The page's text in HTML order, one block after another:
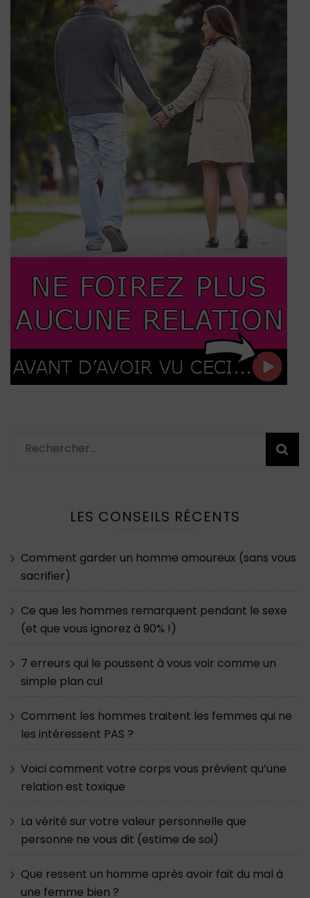
Rechercher :
LES CONSEILS RÉCENTS
Comment garder un homme amoureux (sans vous
sacrifier)
Ce que les hommes remarquent pendant le sexe
(et que vous ignorez à 90% !)
7 erreurs qui le poussent à vous voir comme un
simple plan cul
Comment les hommes traitent les femmes qui ne
les intéressent PAS ?
Voici comment votre corps vous prévient qu’une
relation est toxique
La vérité sur votre valeur personnelle que
personne ne vous dit (estime de soi)
Que ressent un homme après avoir fait du mal à
une femme bien ?